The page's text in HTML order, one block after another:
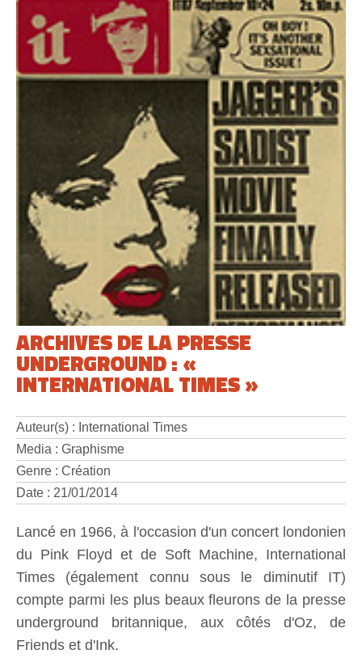
ARCHIVES DE LA PRESSE
UNDERGROUND : «
INTERNATIONAL TIMES »
Auteur(s) : International Times
Media : Graphisme
Genre : Création
Date : 21/01/2014
Lancé en 1966, à l'occasion d'un concert londonien
du Pink Floyd et de Soft Machine, International
Times (également connu sous le diminutif IT)
compte parmi les plus beaux fleurons de la presse
underground britannique, aux côtés d'Oz, de
Friends et d'Ink.